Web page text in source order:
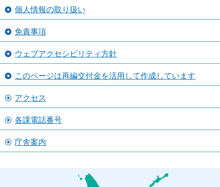
個人情報の取り扱い
免責事項
ウェブアクセシビリティ方針
このページは再編交付金を活用して作成しています
アクセス
各課電話番号
庁舎案内